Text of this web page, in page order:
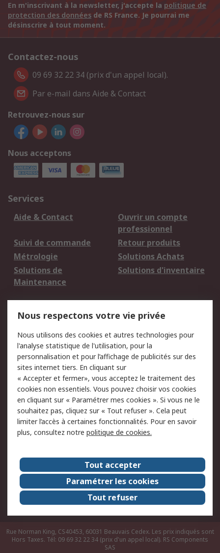
En m'inscrivant à la newsletter, j'accepte la politique de
protection des données de RS France. Je pourrai me
désinscrire à tout moment.
Contactez-nous
09 69 32 22 34 (prix d'un appel local).
Par e-mail dans Aide & Contact
Retrouvez-nous sur
Nous acceptons
Services
Aide & Contact
Ouvrir un compte
professionnel
Suivi de commande
Retour produits
Métrologie
Solutions Achats
Solutions de
Maintenance
Solutions d'inventaire
du site
Politique de protection
des données - Mise à
jour
Sécurité des E-mails
Conditions générales
de vente
Politique anti-
corruption
Campagnes marketing
A propos de RS
A propos de RS France
Evénements
Le groupe RS Group Plc
Presse
RS dans le monde
Démarche RSE
Nous rejoindre
RS Particuliers
Rue Norman King, CS40453, 60031 Beauvais Cedex. Les prix indiqués sont
Hors Taxes. Tél: 09 69 32 22 34 (prix d'un appel local). RS Components
SAS
Nous respectons votre vie privée
Nous utilisons des cookies et autres technologies pour
l'analyse statistique de l'utilisation, pour la
personnalisation et pour l’affichage de publicités sur des
sites internet tiers. En cliquant sur
« Accepter et fermer», vous acceptez le traitement des
cookies non essentiels. Vous pouvez choisir vos cookies
en cliquant sur « Paramétrer mes cookies ». Si vous ne le
souhaitez pas, cliquez sur « Tout refuser ». Cela peut
limiter l’accès à certaines fonctionnalités. Pour en savoir
plus, consultez notre politique de cookies.
Tout accepter
Paramétrer les cookies
Tout refuser